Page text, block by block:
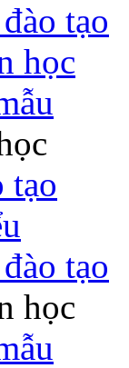
tạo
học
tạo
tạo
học